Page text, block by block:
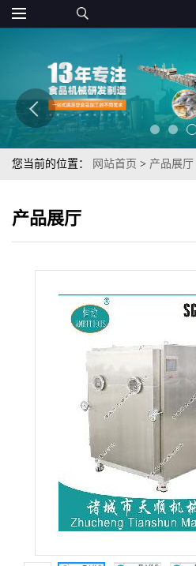
您当前的位置： 网站首页 > 产品展厅
产品展厅